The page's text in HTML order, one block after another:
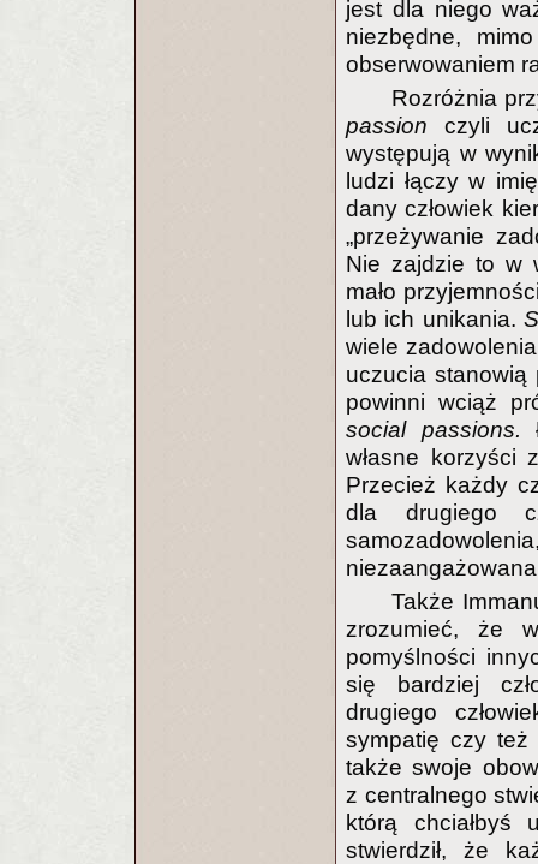
jest dla niego
niezbędne,
obserwowaniem
Rozróżnia
passion czyli
występują w
ludzi łączy w
dany człowiek
„przeżywanie
Nie zajdzie to w
mało
lub ich unikania.
wiele
uczucia stanowią
powinni wciąż
social passions.
własne korzyści
Przecież każdy
dla drugiego
Także
zrozumieć, że
pomyślności
się bardziej
drugiego
sympatię czy też
także swoje
z centralnego
którą chciałbyś
stwierdził, że